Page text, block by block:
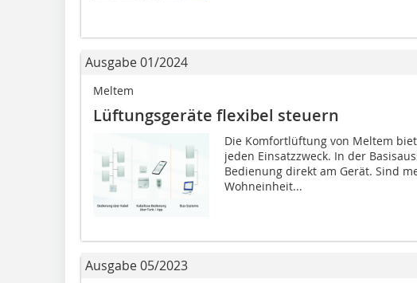
Ausgabe 01/2024
Meltem
Lüftungsgeräte flexibel steuern
Die Komfortlüftung von Meltem
jeden Einsatzzweck. In der
Bedienung direkt am Gerät. Sind
Wohneinheit...
Ausgabe 05/2023